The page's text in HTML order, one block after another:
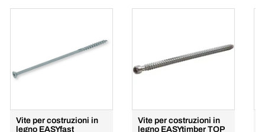
Vite per costruzioni in
legno EASYfast
Vite per costruzioni in
legno EASYtimber TOP